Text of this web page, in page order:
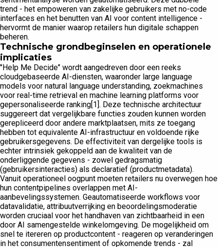
trend - het empoweren van zakelijke gebruikers met no-code
interfaces en het benutten van AI voor content intelligence -
hervormt de manier waarop retailers hun digitale schappen
beheren.
Technische grondbeginselen en operationele
implicaties
"Help Me Decide" wordt aangedreven door een reeks
cloudgebaseerde AI-diensten, waaronder large language
models voor natural language understanding, zoekmachines
voor real-time retrieval en machine learning platforms voor
gepersonaliseerde ranking[1]. Deze technische architectuur
suggereert dat vergelijkbare functies zouden kunnen worden
gerepliceerd door andere marktplaatsen, mits ze toegang
hebben tot equivalente AI-infrastructuur en voldoende rijke
gebruikersgegevens. De effectiviteit van dergelijke tools is
echter intrinsiek gekoppeld aan de kwaliteit van de
onderliggende gegevens - zowel gedragsmatig
(gebruikersinteracties) als declaratief (productmetadata).
Vanuit operationeel oogpunt moeten retailers nu overwegen hoe
hun contentpipelines overlappen met AI-
aanbevelingssystemen. Geautomatiseerde workflows voor
datavalidatie, attribuutverrijking en beoordelingsmoderatie
worden cruciaal voor het handhaven van zichtbaarheid in een
door AI samengestelde winkelomgeving. De mogelijkheid om
snel te itereren op productcontent - reageren op veranderingen
in het consumentensentiment of opkomende trends - zal